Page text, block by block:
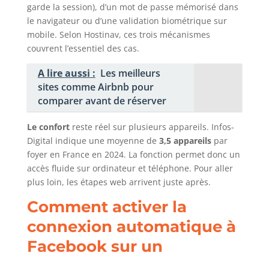
garde la session), d’un mot de passe mémorisé dans
le navigateur ou d’une validation biométrique sur
mobile. Selon Hostinav, ces trois mécanismes
couvrent l’essentiel des cas.
A lire aussi : Les meilleurs
sites comme Airbnb pour
comparer avant de réserver
Le confortreste réel sur plusieurs appareils. Infos-
Digital indique une moyenne de 3,5 appareilspar
foyer en France en 2024. La fonction permet donc un
accès fluide sur ordinateur et téléphone. Pour aller
plus loin, les étapes web arrivent juste après.
Comment activer la
connexion automatique à
Facebook sur un